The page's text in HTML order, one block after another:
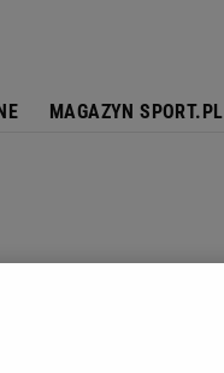
MAGAZYN SPORT.PL